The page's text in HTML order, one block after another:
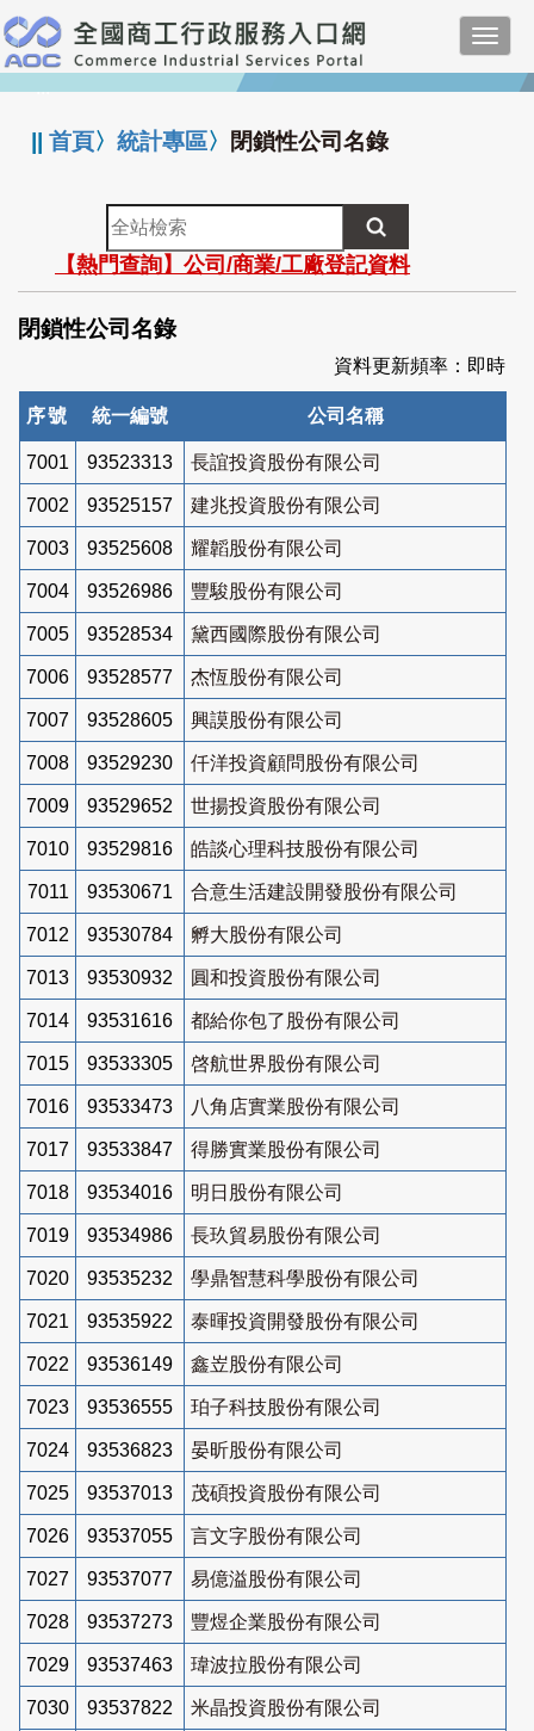
跳
到
主
要
:::
||首頁〉統計專區〉 閉鎖性公司名錄
全
站
檢
索
【熱門查詢】公司/商業/工廠登記資料
閉鎖性公司名錄
資料更新頻率：即時
序號 統一編號 公司名稱
7001 93523313 長誼投資股份有限公司
7002 93525157 建兆投資股份有限公司
7003 93525608 耀韜股份有限公司
7004 93526986 豐駿股份有限公司
7005 93528534 黛西國際股份有限公司
7006 93528577 杰恆股份有限公司
7007 93528605 興謨股份有限公司
7008 93529230 仟洋投資顧問股份有限公司
7009 93529652 世揚投資股份有限公司
7010 93529816 皓談心理科技股份有限公司
7011 93530671 合意生活建設開發股份有限公司
7012 93530784 孵大股份有限公司
7013 93530932 圓和投資股份有限公司
7014 93531616 都給你包了股份有限公司
7015 93533305 啓航世界股份有限公司
7016 93533473 八角店實業股份有限公司
7017 93533847 得勝實業股份有限公司
7018 93534016 明日股份有限公司
7019 93534986 長玖貿易股份有限公司
7020 93535232 學鼎智慧科學股份有限公司
7021 93535922 泰暉投資開發股份有限公司
7022 93536149 鑫岦股份有限公司
7023 93536555 珀子科技股份有限公司
7024 93536823 晏昕股份有限公司
7025 93537013 茂碩投資股份有限公司
7026 93537055 言文字股份有限公司
7027 93537077 易億溢股份有限公司
7028 93537273 豐煜企業股份有限公司
7029 93537463 瑋波拉股份有限公司
7030 93537822 米晶投資股份有限公司